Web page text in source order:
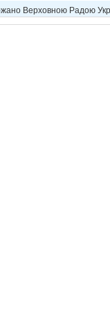
Верховною Радою